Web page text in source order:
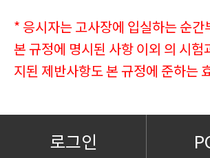
* 응시자는 고사장에 입실하는 순
본 규정에 명시된 사항 이외 의 시
지된 제반사항도 본 규정에 준하는
로그인